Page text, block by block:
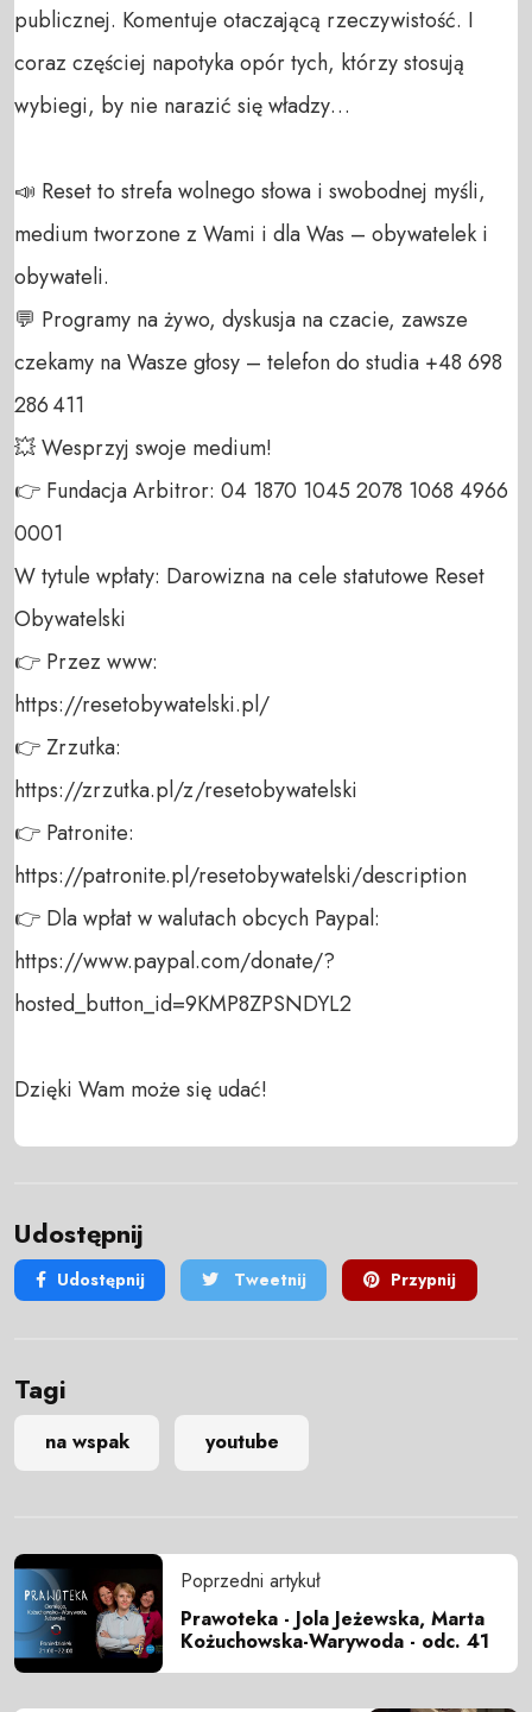
publicznej. Komentuje otaczającą rzeczywistość. I
coraz częściej napotyka opór tych, którzy stosują
wybiegi, by nie narazić się władzy…
📣 Reset to strefa wolnego słowa i swobodnej myśli,
medium tworzone z Wami i dla Was – obywatelek i
obywateli.
💬 Programy na żywo, dyskusja na czacie, zawsze
czekamy na Wasze głosy – telefon do studia +48 698
286 411
💥 Wesprzyj swoje medium!
👉 Fundacja Arbitror: 04 1870 1045 2078 1068 4966
0001
W tytule wpłaty: Darowizna na cele statutowe Reset
Obywatelski
👉 Przez www:
https://resetobywatelski.pl/
👉 Zrzutka:
https://zrzutka.pl/z/resetobywatelski
👉 Patronite:
https://patronite.pl/resetobywatelski/description
👉 Dla wpłat w walutach obcych Paypal:
https://www.paypal.com/donate/?
hosted_button_id=9KMP8ZPSNDYL2
Dzięki Wam może się udać!
Udostępnij
Udostępnij Tweetnij Przypnij
Tagi
na wspak youtube
Poprzedni artykuł
Prawoteka - Jola Jeżewska, Marta
Kożuchowska-Warywoda - odc. 41